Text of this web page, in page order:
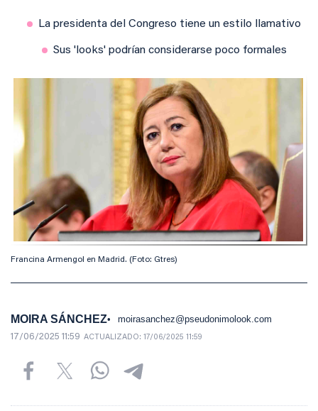
La presidenta del Congreso tiene un estilo llamativo
Sus 'looks' podrían considerarse poco formales
Francina Armengol en Madrid. (Foto: Gtres)
MOIRA SÁNCHEZ moirasanchez@pseudonimolook.com
17/06/2025 11:59 ACTUALIZADO: 17/06/2025 11:59